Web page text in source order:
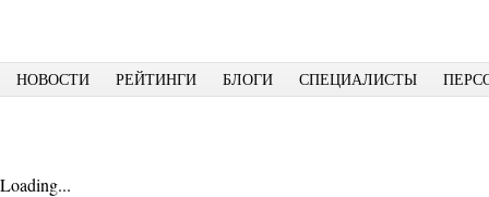
НОВОСТИ РЕЙТИНГИ БЛОГИ СПЕЦИАЛИСТЫ
Loading...